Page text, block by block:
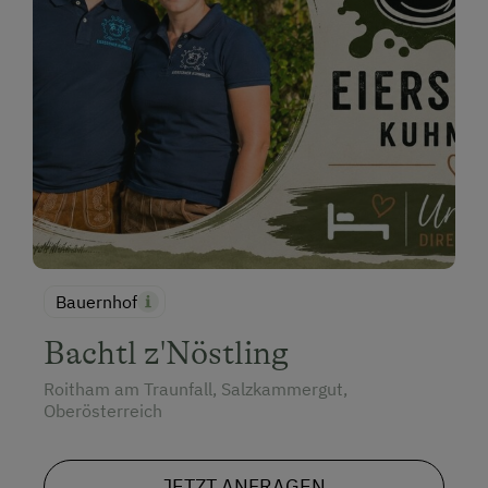
Bauernhof
Bachtl z'Nöstling
Roitham am Traunfall, Salzkammergut,
Oberösterreich